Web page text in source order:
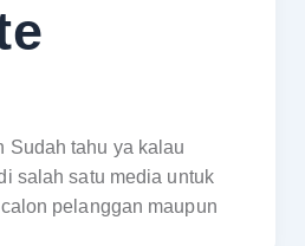
Sudah tahu ya kalau
salah satu media untuk
pelanggan maupun